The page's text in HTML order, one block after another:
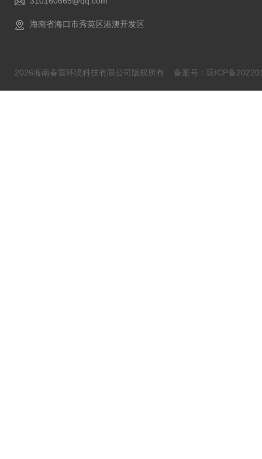
海南省海口市秀英区港澳开发区
2026海南春雷环境科技有限公司版权所有 备案号：琼ICP备